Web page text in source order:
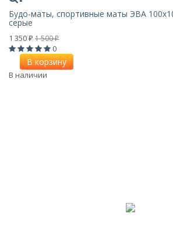
Будо-маты, спортивные маты ЭВА
серые
1 350 ₽ 1 500₽
0
В корзину
В наличии